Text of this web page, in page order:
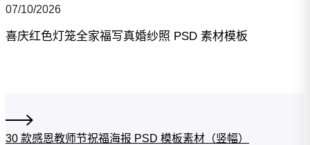
07/10/2026
喜庆红色灯笼全家福写真婚纱照 PSD 素材模板
30 款感恩教师节祝福海报 PSD 模板素材（竖幅）